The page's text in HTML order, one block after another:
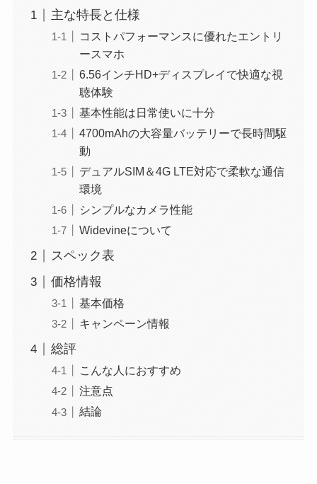
主な特長と仕様
コストパフォーマンスに優れたエントリ
ースマホ
6.56インチHD+ディスプレイで快適な視
聴体験
基本性能は日常使いに十分
4700mAhの大容量バッテリーで長時間駆
動
デュアルSIM＆4G LTE対応で柔軟な通信
環境
シンプルなカメラ性能
Widevineについて
スペック表
価格情報
基本価格
キャンペーン情報
総評
こんな人におすすめ
注意点
結論